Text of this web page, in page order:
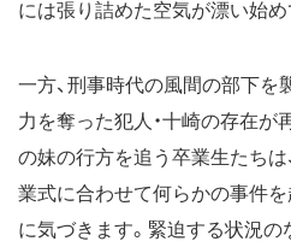
には張り詰めた空気が漂い始め
一方、刑事時代の風間の部下を
力を奪った犯人・十崎の存在が
の妹の行方を追う卒業生たち
業式に合わせて何らかの事件
に気づきます。緊迫する状況の